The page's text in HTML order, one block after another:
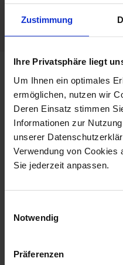
Zustimmung
Ihre Privatsphäre liegt
Um Ihnen ein optimales
ermöglichen, nutzen wir
Deren Einsatz stimmen
Informationen zur
unserer
Verwendung von Cookies
Sie jederzeit anpassen.
Notwendig
Präferenzen
Germany
more
Candlestick, Large, Shape